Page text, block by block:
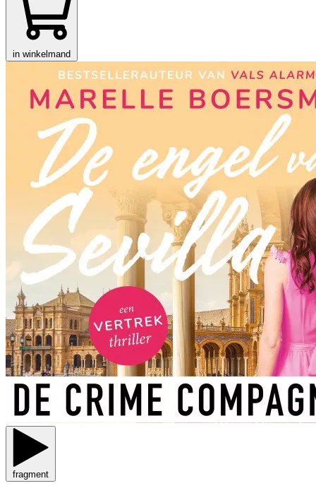
in winkelmand
fragment